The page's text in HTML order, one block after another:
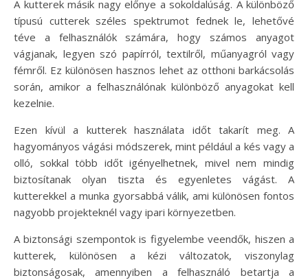
A kutterek másik nagy előnye a sokoldalúság. A különböző
típusú cutterek széles spektrumot fednek le, lehetővé
téve a felhasználók számára, hogy számos anyagot
vágjanak, legyen szó papírról, textilről, műanyagról vagy
fémről. Ez különösen hasznos lehet az otthoni barkácsolás
során, amikor a felhasználónak különböző anyagokat kell
kezelnie.
Ezen kívül a kutterek használata időt takarít meg. A
hagyományos vágási módszerek, mint például a kés vagy a
olló, sokkal több időt igényelhetnek, mivel nem mindig
biztosítanak olyan tiszta és egyenletes vágást. A
kutterekkel a munka gyorsabbá válik, ami különösen fontos
nagyobb projekteknél vagy ipari környezetben.
A biztonsági szempontok is figyelembe veendők, hiszen a
kutterek, különösen a kézi változatok, viszonylag
biztonságosak, amennyiben a felhasználó betartja a